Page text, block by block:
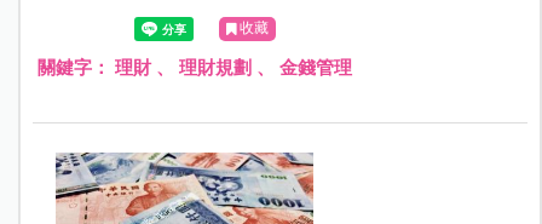
空談。做好理財和投資的方式並沒有想像中困難，最重要
的就是決心，最好的理財時間就是『現在』，假如什麼都
沒做，永遠都不會有任何成績。」
收藏
關鍵字： 理財、 理財規劃 、 金錢管理